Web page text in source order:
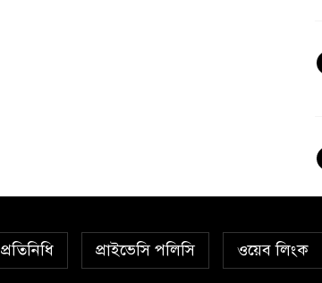
প্রতিনিধি প্রাইভেসি পলিসি ওয়েব লিংক